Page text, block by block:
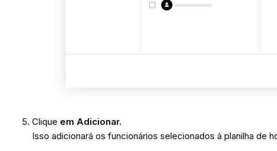
Clique em Adicionar.
Isso adicionará os funcionários selecionados à planilha de